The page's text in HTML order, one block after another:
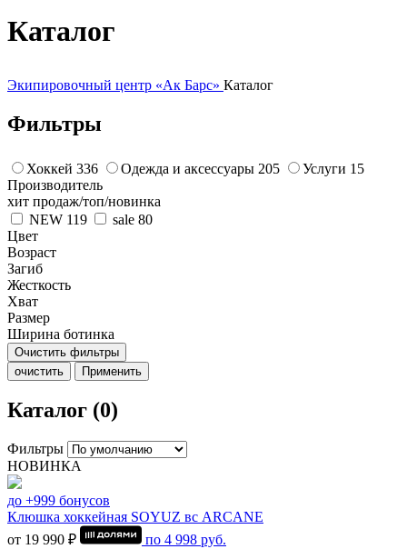
Каталог
Экипировочный центр «Ак Барс» Каталог
Фильтры
Хоккей 336 Одежда и аксессуары 205 Услуги 15
Производитель
хит продаж/топ/новинка
NEW 119 sale 80
Цвет
Возраст
Загиб
Жесткость
Хват
Размер
Ширина ботинка
Очистить фильтры
очистить
Применить
Каталог (0)
Фильтры
НОВИНКА
до +999 бонусов
Клюшка хоккейная SOYUZ вс ARCANE
от 19 990 ₽
по 4 998 руб.